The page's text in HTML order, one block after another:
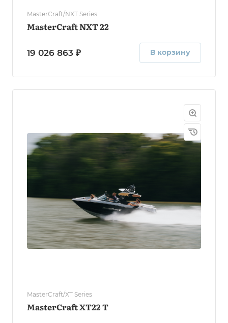
MasterCraft/NXT Series
MasterCraft NXT 22
19 026 863 ₽ В корзину
MasterCraft/XT Series
MasterCraft XT22 T